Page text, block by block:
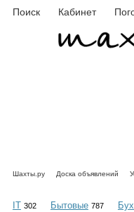
Поиск Кабинет
Шахты.ру Доска объявлений
IT 302 Бытовые 787